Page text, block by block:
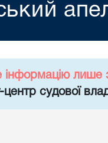
інформацію лише
судової